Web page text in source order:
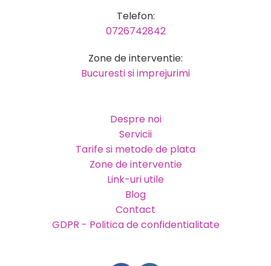
Telefon:
0726742842
Zone de interventie:
Bucuresti si imprejurimi
Despre noi
Servicii
Tarife si metode de plata
Zone de interventie
Link-uri utile
Blog
Contact
GDPR - Politica de confidentialitate